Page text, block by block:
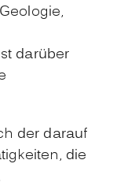
darüber
der darauf
die